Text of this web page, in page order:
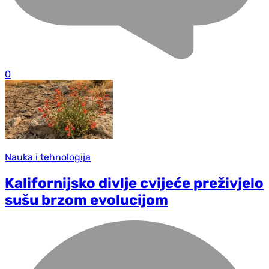
0
Nauka i tehnologija
Kalifornijsko divlje cvijeće preživjelo
sušu brzom evolucijom